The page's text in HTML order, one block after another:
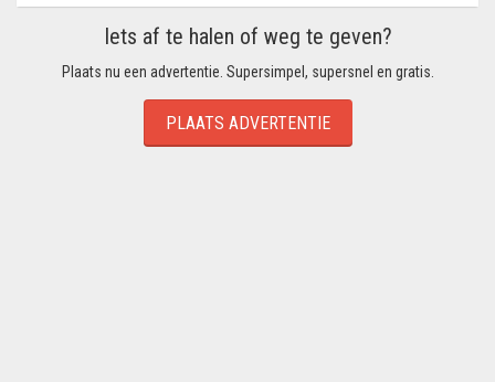
Iets af te halen of weg te geven?
Plaats nu een advertentie. Supersimpel, supersnel en gratis.
PLAATS ADVERTENTIE